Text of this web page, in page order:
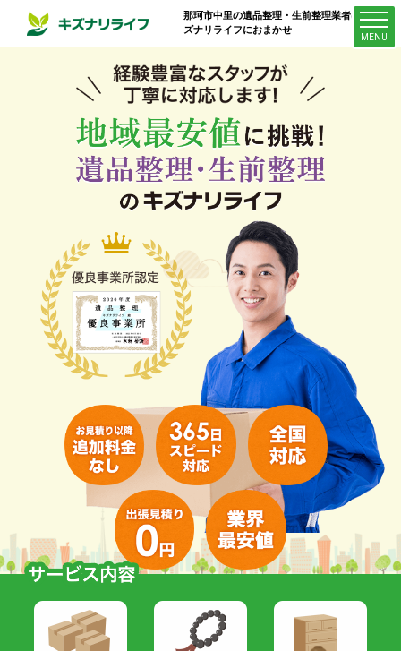
那珂市中里の遺品整理・生前整理業者はキ
ズナリライフにおまかせ